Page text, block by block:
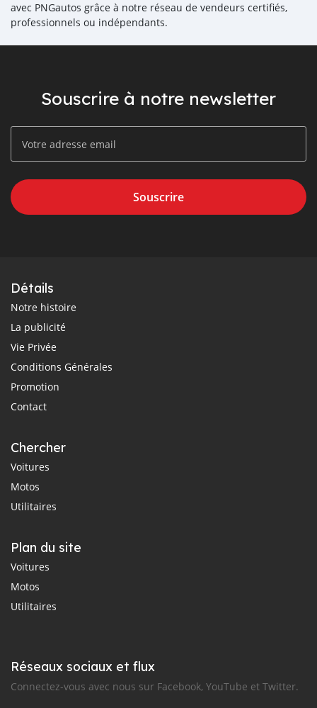
avec PNGautos grâce à notre réseau de vendeurs certifiés,
professionnels ou indépendants.
Souscrire à notre newsletter
Souscrire
Détails
Notre histoire
La publicité
Vie Privée
Conditions Générales
Promotion
Contact
Chercher
Voitures
Motos
Utilitaires
Plan du site
Voitures
Motos
Utilitaires
Réseaux sociaux et flux
Connectez-vous avec nous sur Facebook, YouTube et Twitter.